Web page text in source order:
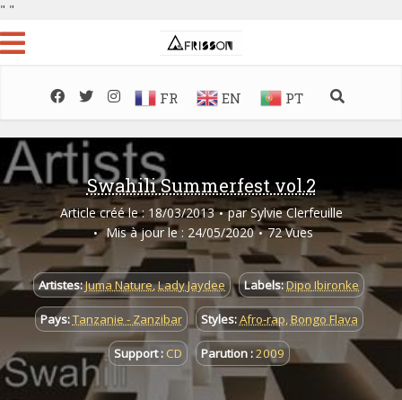
" "
FR EN PT
Swahili Summerfest vol.2
Article créé le : 18/03/2013 par Sylvie Clerfeuille
Mis à jour le : 24/05/2020
72 Vues
Artistes:Juma Nature,Lady Jaydee Labels:Dipo Ibironke
Pays:Tanzanie - Zanzibar Styles:Afro-rap,Bongo Flava
Support : CD Parution :2009